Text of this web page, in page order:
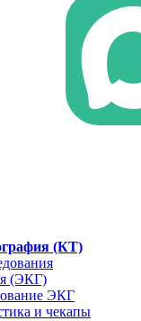
(КТ)
(ЭКГ)
ЭКГ
и чекапы